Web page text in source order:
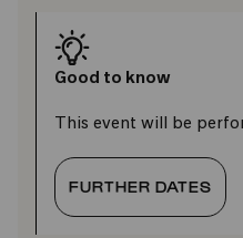
Good to know
This event will be
FURTHER DATES